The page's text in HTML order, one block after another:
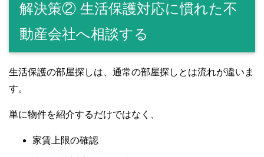
解決策② 生活保護対応に慣れた不
動産会社へ相談する
生活保護の部屋探しは、通常の部屋探しとは流れが違いま
す。
単に物件を紹介するだけではなく、
家賃上限の確認